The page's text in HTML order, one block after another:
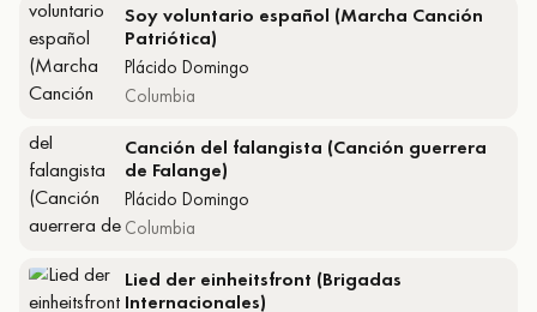
Soy voluntario español (Marcha Canción
Patriótica)
Plácido Domingo
Columbia
Canción del falangista (Canción guerrera
de Falange)
Plácido Domingo
Columbia
Lied der einheitsfront (Brigadas
Internacionales)